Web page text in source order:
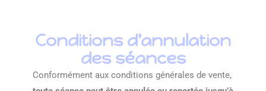
Conditions d'annulation
des séances
Conformément aux conditions générales de vente,